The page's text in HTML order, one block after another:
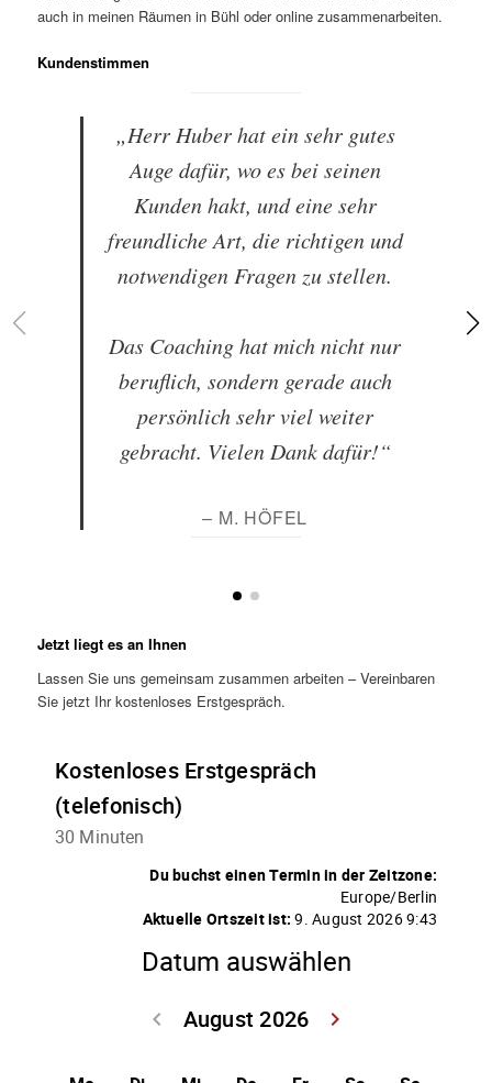
auch in meinen Räumen in Bühl oder online zusammenarbeiten.
Kundenstimmen
„Herr Huber hat ein sehr gutes
Auge dafür, wo es bei seinen
Kunden hakt, und eine sehr
freundliche Art, die richtigen und
notwendigen Fragen zu stellen.
Das Coaching hat mich nicht nur
beruflich, sondern gerade auch
persönlich sehr viel weiter
gebracht. Vielen Dank dafür!“
– M. HÖFEL
Jetzt liegt es an Ihnen
Lassen Sie uns gemeinsam zusammen arbeiten – Vereinbaren
Sie jetzt Ihr kostenloses Erstgespräch.